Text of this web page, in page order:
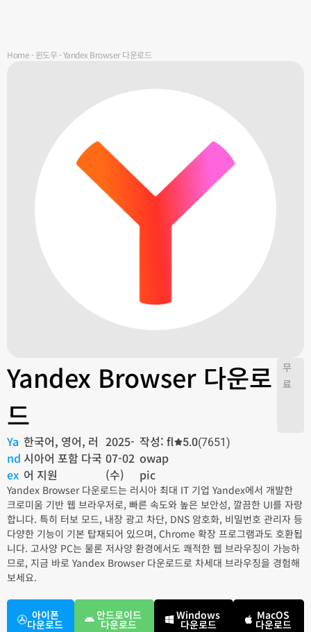
Home-윈도우-Yandex Browser 다운로드
Yandex Browser 다운로
드
무
료
Ya
nd
ex
한국어, 영어, 러
시아어 포함 다국
어 지원
2025-
07-02
(수)
작성: fl
owap
pic
5.0(7651)
Yandex Browser 다운로드는 러시아 최대 IT 기업 Yandex에서 개발한
크로미움 기반 웹 브라우저로, 빠른 속도와 높은 보안성, 깔끔한 UI를 자랑
합니다. 특히 터보 모드, 내장 광고 차단, DNS 암호화, 비밀번호 관리자 등
다양한 기능이 기본 탑재되어 있으며, Chrome 확장 프로그램과도 호환됩
니다. 고사양 PC는 물론 저사양 환경에서도 쾌적한 웹 브라우징이 가능하
므로, 지금 바로 Yandex Browser 다운로드로 차세대 브라우징을 경험해
보세요.
아이폰
다운로드
안드로이드
다운로드
Windows
다운로드
MacOS
다운로드